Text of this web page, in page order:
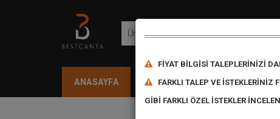
ANASAYFA ÜRÜNLERİMİZ
FİYAT BİLGİSİ TALEPLERİNİZİ
FARKLI TALEP VE İSTEKLERİNİZ
GİBİ FARKLI ÖZEL İSTEKLER